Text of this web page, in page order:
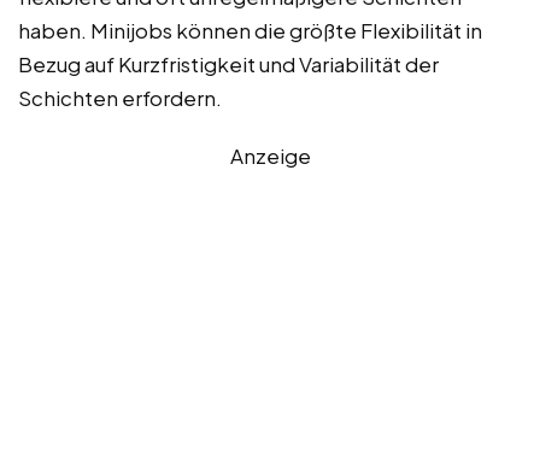
haben. Minijobs können die größte Flexibilität in
Bezug auf Kurzfristigkeit und Variabilität der
Schichten erfordern.
Anzeige